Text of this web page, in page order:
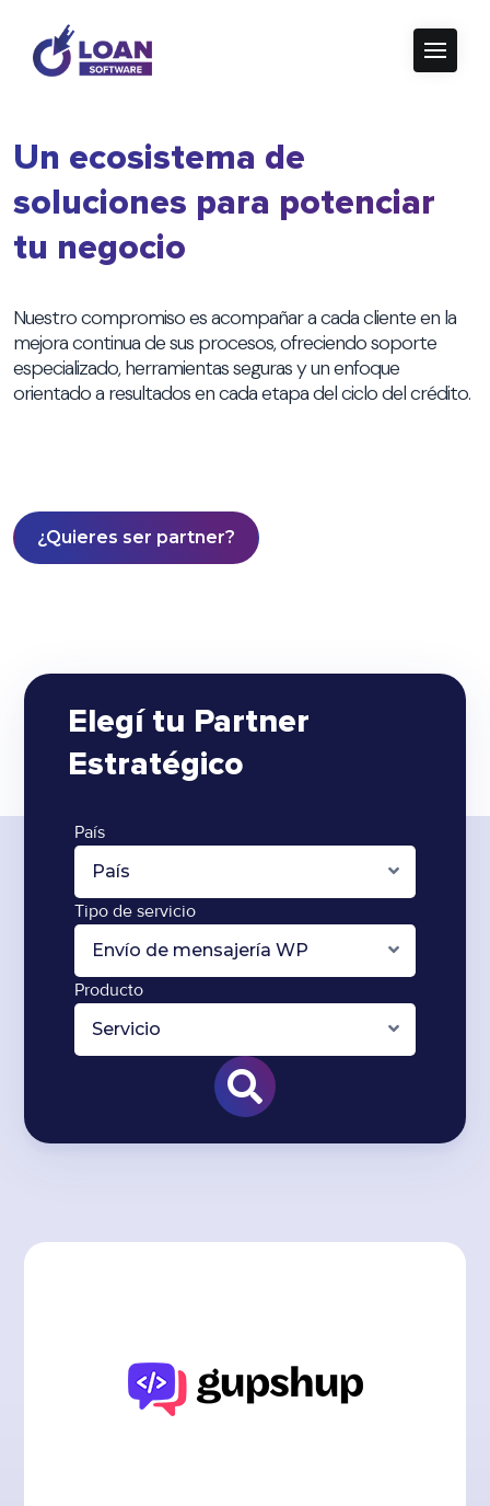
Un ecosistema de
soluciones para potenciar
tu negocio
Nuestro compromiso es acompañar a cada cliente en la
mejora continua de sus procesos, ofreciendo soporte
especializado, herramientas seguras y un enfoque
orientado a resultados en cada etapa del ciclo del crédito.
¿Quieres ser partner?
Elegí tu Partner
Estratégico
País
País
Tipo de servicio
Envío de mensajería WP
Producto
Servicio